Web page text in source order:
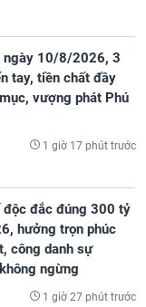
ngày 10/8/2026, 3
tay, tiền chất đầy
vượng phát Phú
1 giờ 17 phút trước
đắc đúng 300 tỷ
hưởng trọn phúc
công danh sự
ngừng
1 giờ 27 phút trước